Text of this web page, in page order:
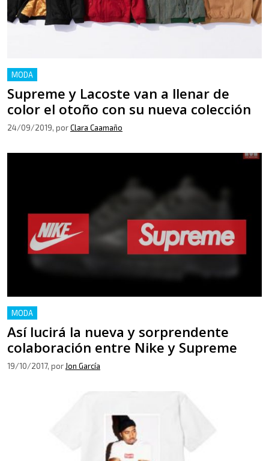
MODA
Supreme y Lacoste van a llenar de
color el otoño con su nueva colección
24/09/2019, porClara Caamaño
MODA
Así lucirá la nueva y sorprendente
colaboración entre Nike y Supreme
19/10/2017, por Jon García